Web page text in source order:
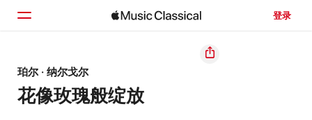
登录
主页
浏览
珀尔 · 纳尔戈尔
花像玫瑰般绽放